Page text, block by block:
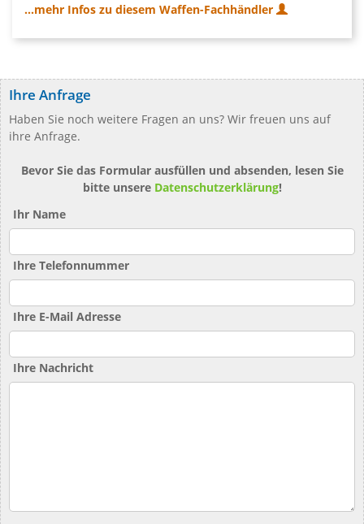
...mehr Infos zu diesem Waffen-Fachhändler
Ihre Anfrage
Haben Sie noch weitere Fragen an uns? Wir freuen uns auf
ihre Anfrage.
Bevor Sie das Formular ausfüllen und absenden, lesen Sie
bitte unsere Datenschutzerklärung!
Ihr Name
Ihre Telefonnummer
Ihre E-Mail Adresse
Ihre Nachricht